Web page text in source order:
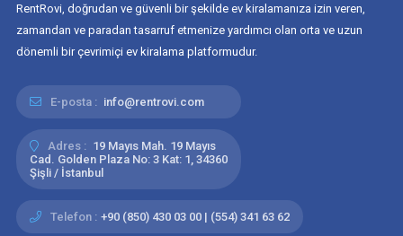
RentRovi, doğrudan ve güvenli bir şekilde ev kiralamanıza izin veren,
zamandan ve paradan tasarruf etmenize yardımcı olan orta ve uzun
dönemli bir çevrimiçi ev kiralama platformudur.
E-posta : info@rentrovi.com
Adres : 19 Mayıs Mah. 19 Mayıs
Cad. Golden Plaza No: 3 Kat: 1, 34360
Şişli / İstanbul
Telefon : +90 (850) 430 03 00 | (554) 341 63 62